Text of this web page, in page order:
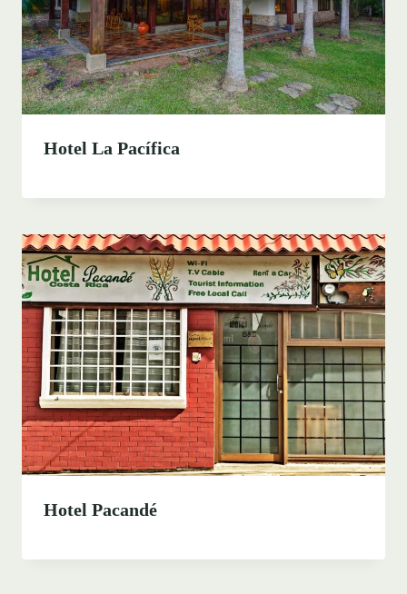
Hotel La Pacífica
Hotel Pacandé